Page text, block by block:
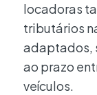
locadoras
tributários
adaptados,
ao prazo
veículos.